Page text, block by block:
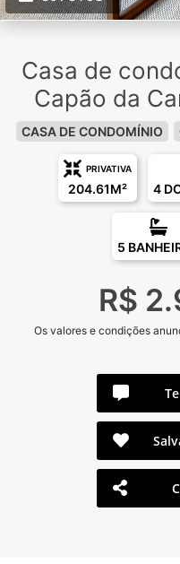
Casa de
Capão da
CASA DE CONDOMÍNIO
PRIVATIVA
204.61M² 4
5
R$
Os valores e condições